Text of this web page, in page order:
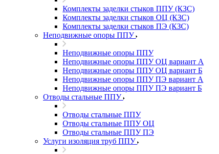
Комплекты заделки стыков ППУ (КЗС)
Комплекты заделки стыков ОЦ (КЗС)
Комплекты заделки стыков ПЭ (КЗС)
Неподвижные опоры ППУ
Неподвижные опоры ППУ
Неподвижные опоры ППУ ОЦ вариант А
Неподвижные опоры ППУ ОЦ вариант Б
Неподвижные опоры ППУ ПЭ вариант А
Неподвижные опоры ППУ ПЭ вариант Б
Отводы стальные ППУ
Отводы стальные ППУ
Отводы стальные ППУ ОЦ
Отводы стальные ППУ ПЭ
Услуги изоляция труб ППУ